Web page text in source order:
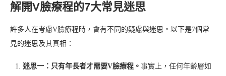
解開V臉療程的7大常見迷思
許多人在考慮V臉療程時，會有不同的疑慮與迷思。以下是7個常
見的迷思及其真相：
迷思一：只有年長者才需要V臉療程。 事實上，任何年齡層如